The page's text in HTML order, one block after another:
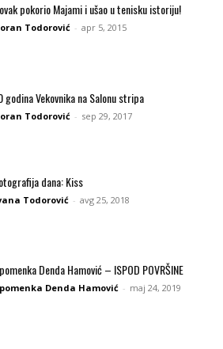
pokorio Majami i ušao u tenisku istoriju!
Todorović - apr 5, 2015
godina Vekovnika na Salonu stripa
Todorović - sep 29, 2017
dana: Kiss
Todorović - avg 25, 2018
Denda Hamović – ISPOD POVRŠINE
Denda Hamović - maj 24, 2019